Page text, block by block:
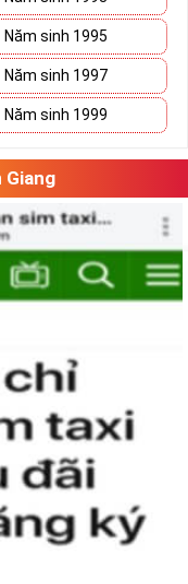
lục qúy 8
số đẹp
tứ quý cần căn
sim số đẹp hợp mệnh
cho chủ sim mà nó
chuyên nghiệp của
cát của mệnh Thổ.
số 8 sẽ mang lại
chọn dãy số âm
việc làm ăn sẽ gặp
và vận mệnh để đem
sự nghiệp.
Năm sinh 1995
Năm sinh 1997
Năm sinh 1999
Giang